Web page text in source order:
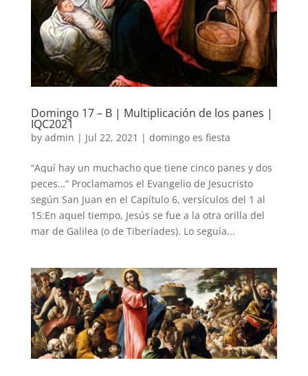
Domingo 17 – B | Multiplicación de los panes |
IQC2021
by admin | Jul 22, 2021 | domingo es fiesta
“Aquí hay un muchacho que tiene cinco panes y dos
peces…” Proclamamos el Evangelio de Jesucristo
según San Juan en el Capítulo 6, versículos del 1 al
15:En aquel tiempo, Jesús se fue a la otra orilla del
mar de Galilea (o de Tiberíades). Lo seguía...